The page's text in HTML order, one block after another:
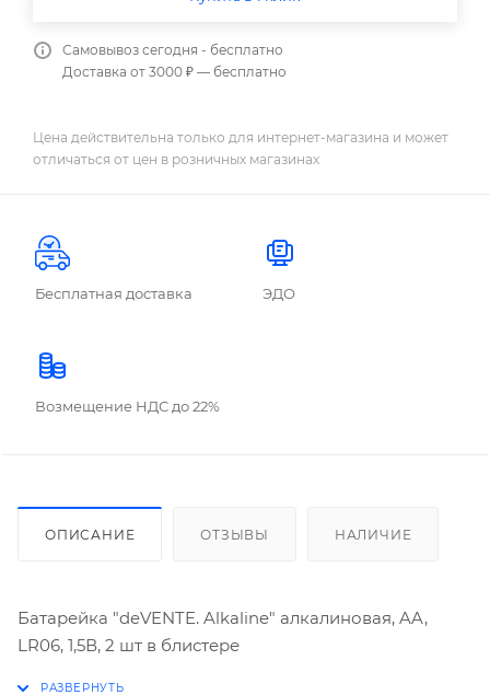
Самовывоз сегодня - бесплатно
Доставка от 3000 ₽ — бесплатно
Цена действительна только для интернет-магазина и может
отличаться от цен в розничных магазинах
Бесплатная доставка ЭДО
Возмещение НДС до 22%
ОПИСАНИЕ ОТЗЫВЫ НАЛИЧИЕ
Батарейка "deVENTE. Alkaline" алкалиновая, AA,
LR06, 1,5В, 2 шт в блистере